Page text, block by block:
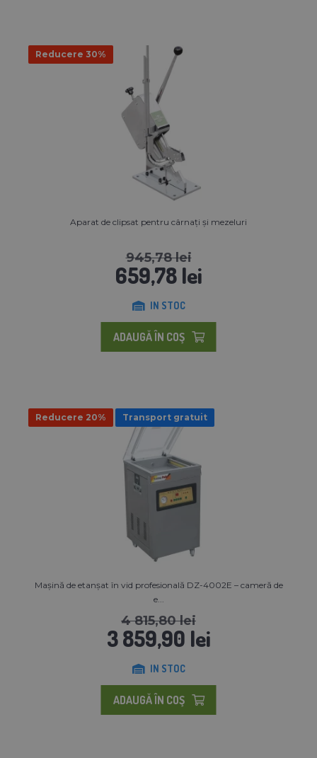
Reducere 30%
Aparat de clipsat pentru cârnați și mezeluri
945,78 lei
659,78 lei
IN STOC
ADAUGĂ ÎN COŞ
Reducere 20% Transport gratuit
Mașină de etanșat în vid profesională DZ-4002E – cameră de
e...
4 815,80 lei
3 859,90 lei
IN STOC
ADAUGĂ ÎN COŞ